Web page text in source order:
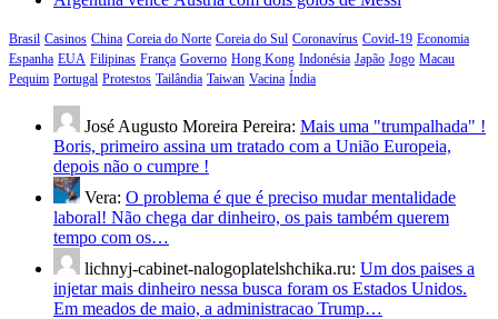
Brasil Casinos China Coreia do Norte Coreia do Sul Coronavírus Covid-19 Economia
Espanha EUA Filipinas França Governo Hong Kong Indonésia Japão Jogo Macau
Pequim Portugal Protestos Tailândia Taiwan Vacina Índia
José Augusto Moreira Pereira: Mais uma "trumpalhada" !
Boris, primeiro assina um tratado com a União Europeia,
depois não o cumpre !
Vera: O problema é que é preciso mudar mentalidade
laboral! Não chega dar dinheiro, os pais também querem
tempo com os…
lichnyj-cabinet-nalogoplatelshchika.ru: Um dos paises a
injetar mais dinheiro nessa busca foram os Estados Unidos.
Em meados de maio, a administracao Trump…